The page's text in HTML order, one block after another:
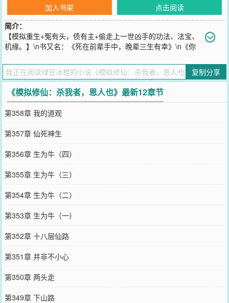
加入书架
点击阅读
简介：
【模拟重生+冤有头，债有主+偷走上一世凶手的功法、法宝、
机缘。】\n书又名：《死在前辈手中，晚辈三生有幸》\n《你
是长生不死，另一个是重活一世。”\n王易问：“有没有什么办法，能让
两个贪念一起满足？”\n仙人说：“有的，有的。”\n仙人让他照照镜
子，里面什么都有。
您要是觉得《模拟修仙：杀我者，恩人也》还不错的话请不要忘记向
您QQ群和微博微信里的朋友推荐哦！
复制分享
《模拟修仙：杀我者，恩人也》最新12章节
第358章 我的道观
第357章 仙死神生
第356章 生为牛（四）
第355章 生为牛（三）
第354章 生为牛（二）
第353章 生为牛（一）
第352章 十八层仙路
第351章 并非不小心
第350章 两头走
第349章 下山路